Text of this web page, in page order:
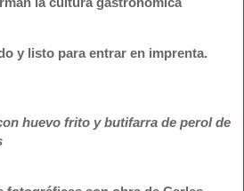
y listo para entrar en imprenta.
huevo frito y butifarra de perol de